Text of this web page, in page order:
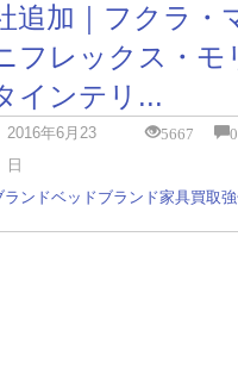
追加｜フクラ・
フレックス・モ
インテリ...
2016年6月23
日
5667 0
ランドベッドブランド家具買取